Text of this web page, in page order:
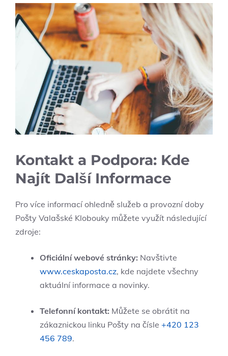
Kontakt a Podpora: Kde‌
Najít Další Informace
Pro více informací ohledně ​služeb a provozní doby
Pošty Valašské​ Klobouky můžete využít následující
zdroje:
Oficiální webové stránky: Navštivte
www.ceskaposta.cz, kde najdete​ všechny
aktuální ⁢informace a​ novinky.
Telefonní kontakt: ​Můžete se ​obrátit na
zákaznickou linku Pošty na čísle​ +420 123
⁢456 789.